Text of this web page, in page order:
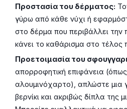
Προστασία του δέρματος:
γύρω από κάθε νύχι ή
στο δέρμα που περιβάλλει την
κάνει το καθάρισμα στο τέλος
Προετοιμασία του
απορροφητική επιφάνεια
αλουμινόχαρτο), απλώστε μια
βερνίκι και ακριβώς δίπλα της